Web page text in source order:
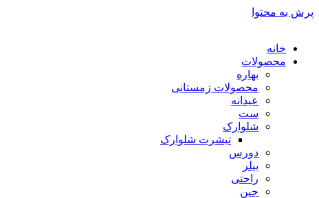
پرش به محتوا
خانه
محصولات
بهاره
محصولات زمستانی
عیدانه
ست
شلوارک
تیشرت شلوارک
دورس
بیلر
راحتی
جین